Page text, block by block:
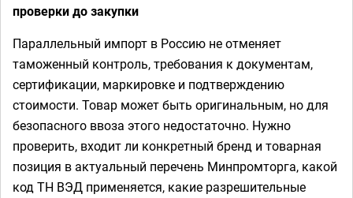
проверки до закупки
Параллельный импорт в Россию не отменяет
таможенный контроль, требования к документам,
сертификации, маркировке и подтверждению
стоимости. Товар может быть оригинальным, но для
безопасного ввоза этого недостаточно. Нужно
проверить, входит ли конкретный бренд и товарная
позиция в актуальный перечень Минпромторга, какой
код ТН ВЭД применяется, какие разрешительные